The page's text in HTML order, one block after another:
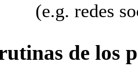
(e.g. redes
de los